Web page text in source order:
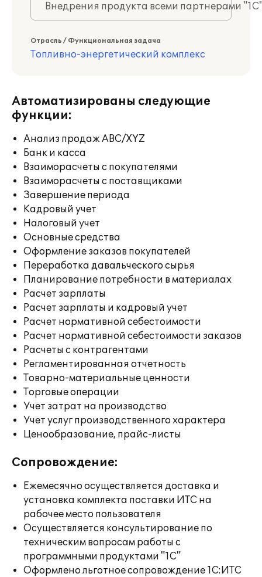
Внедрения продукта всеми партнерами
Отрасль / Функциональная задача
Топливно-энергетический комплекс
Автоматизированы следующие
функции:
Анализ продаж ABC/XYZ
Банк и касса
Взаиморасчеты с покупателями
Взаиморасчеты с поставщиками
Завершение периода
Кадровый учет
Налоговый учет
Основные средства
Оформление заказов покупателей
Переработка давальческого сырья
Планирование потребности в материалах
Расчет зарплаты
Расчет зарплаты и кадровый учет
Расчет нормативной себестоимости
Расчет нормативной себестоимости заказов
Расчеты с контрагентами
Регламентированная отчетность
Товарно-материальные ценности
Торговые операции
Учет затрат на производство
Учет услуг производственного характера
Ценообразование, прайс-листы
Сопровождение:
Ежемесячно осуществляется доставка и
установка комплекта поставки ИТС на
рабочее место пользователя
Осуществляется консультирование по
техническим вопросам работы с
программными продуктами "1С"
Оформлено льготное сопровождение 1С:ИТС